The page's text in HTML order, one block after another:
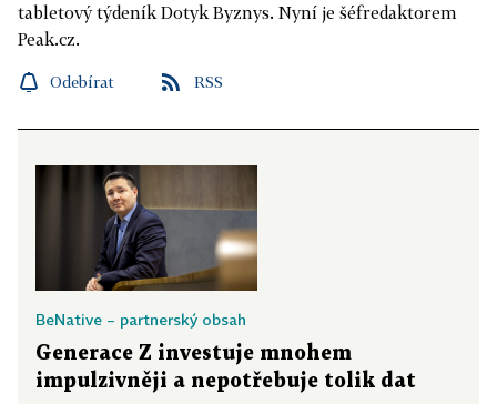
tabletový týdeník Dotyk Byznys. Nyní je šéfredaktorem
Peak.cz.
Odebírat RSS
BeNative – partnerský obsah
Generace Z investuje mnohem
impulzivněji a nepotřebuje tolik dat